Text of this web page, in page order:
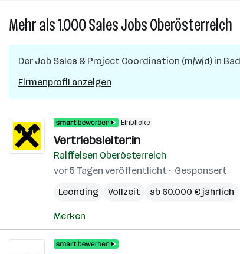
Mehr als 1.000SalesJobsOberösterreich
Der Job Sales & Project Coordination (m/w/d) in
Firmenprofil anzeigen
Einblicke
Vertriebsleiter:in
Raiffeisen Oberösterreich
vor 5 Tagen veröffentlicht
Gesponsert
Leonding
Vollzeit ab 60.000 € jährlich
Merken